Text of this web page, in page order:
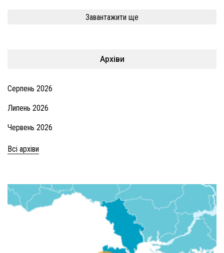
Завантажити ще
Архіви
Серпень 2026
Липень 2026
Червень 2026
Всі архіви